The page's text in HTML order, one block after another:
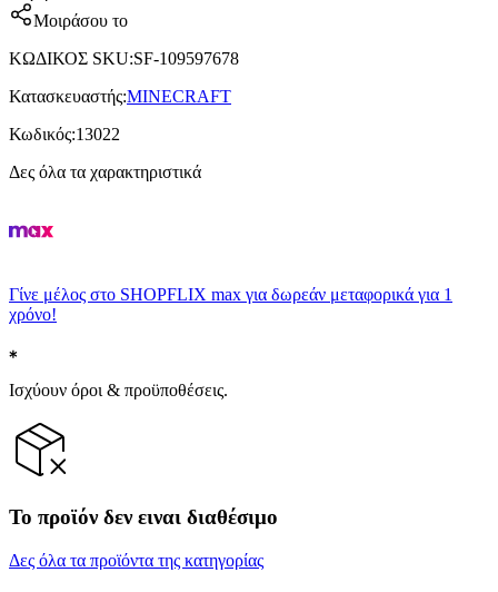
Μοιράσου το
ΚΩΔΙΚΟΣ SKU:SF-109597678
Κατασκευαστής:MINECRAFT
Κωδικός:13022
Δες όλα τα χαρακτηριστικά
Γίνε μέλος στο SHOPFLIX max για δωρεάν μεταφορικά για 1
χρόνο!
Ισχύουν όροι & προϋποθέσεις.
Το προϊόν δεν ειναι διαθέσιμο
Δες όλα τα προϊόντα της κατηγορίας